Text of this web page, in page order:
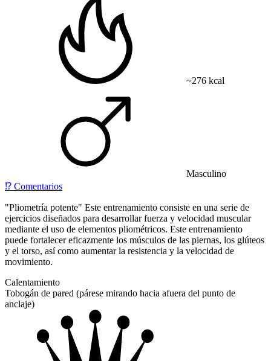
~276 kcal
Masculino
⁉️ Comentarios
"Pliometría potente" Este entrenamiento consiste en una serie de
ejercicios diseñados para desarrollar fuerza y velocidad muscular
mediante el uso de elementos pliométricos. Este entrenamiento
puede fortalecer eficazmente los músculos de las piernas, los glúteos
y el torso, así como aumentar la resistencia y la velocidad de
movimiento.
Calentamiento
Tobogán de pared (párese mirando hacia afuera del punto de
anclaje)